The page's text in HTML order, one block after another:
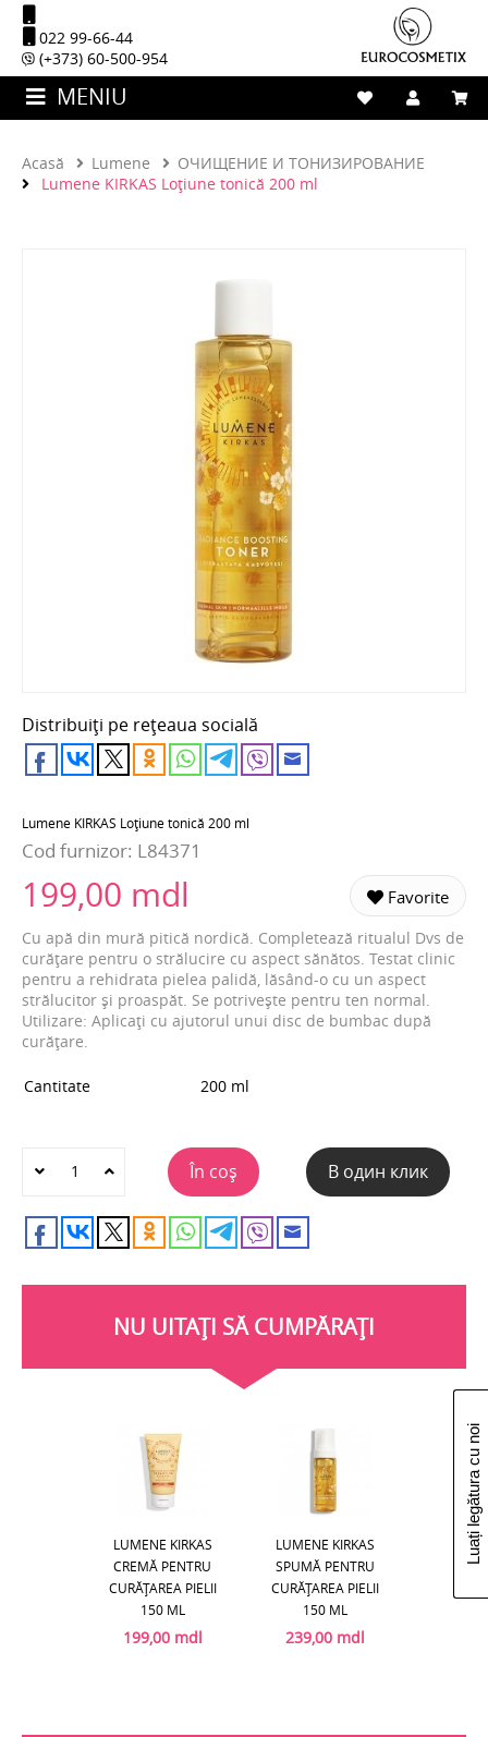
022 99-66-44
(+373) 60-500-954
MENIU
Luați legătura cu noi
Acasă Lumene
ОЧИЩЕНИЕ И ТОНИЗИРОВАНИЕ
Lumene KIRKAS Loţiune tonică 200 ml
Distribuiți pe rețeaua socială
Lumene KIRKAS Loţiune tonică 200 ml
Cod furnizor: L84371
199,00 mdl Favorite
Cu apă din mură pitică nordică. Completează ritualul Dvs de
curățare pentru o strălucire cu aspect sănătos. Testat clinic
pentru a rehidrata pielea palidă, lăsând-o cu un aspect
strălucitor și proaspăt. Se potriveşte pentru ten normal.
Utilizare: Aplicaţi cu ajutorul unui disc de bumbac după
curăţare.
Cantitate 200 ml
În coș В один клик
NU UITAȚI SĂ CUMPĂRAȚI
LUMENE KIRKAS
CREMĂ PENTRU
CURĂŢAREA PIELII
150 ML
199,00 mdl
LUMENE KIRKAS
SPUMĂ PENTRU
CURĂŢAREA PIELII
150 ML
239,00 mdl